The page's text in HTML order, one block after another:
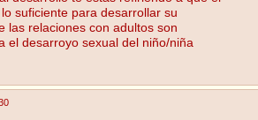
suficiente para desarrollar su
las relaciones con adultos son
el desarroyo sexual del niño/niña